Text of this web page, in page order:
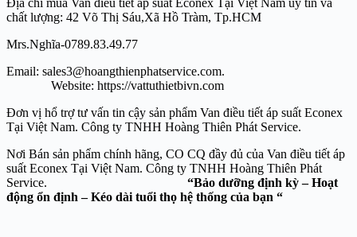
Địa chỉ mua Van điều tiết áp suất Econex Tại Việt Nam uy tín và
chất lượng: 42 Võ Thị Sáu,Xã Hồ Tràm, Tp.HCM
Mrs.Nghĩa-0789.83.49.77
Email: sales3@hoangthienphatservice.com.
Website: https://vattuthietbivn.com
Đơn vị hổ trợ tư vấn tin cậy sản phẩm Van điều tiết áp suất Econex
Tại Việt Nam. Công ty TNHH Hoàng Thiên Phát Service.
Nơi Bán sản phẩm chính hãng, CO CQ đầy đủ của Van điều tiết áp
suất Econex Tại Việt Nam. Công ty TNHH Hoàng Thiên Phát
Service. “Bảo dưỡng định kỳ – Hoạt
động ổn định – Kéo dài tuổi thọ hệ thống của bạn “